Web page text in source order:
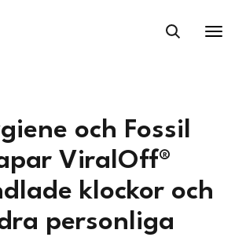
och Fossil
ViralOff®
klockor och
personliga